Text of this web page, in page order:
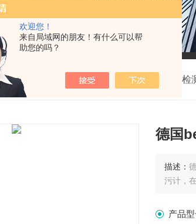
欢迎您！
来自局域网的朋友！有什么可以帮
助您的吗？
我的位置： 首页> 产品中心> 核辐射检
德国
描述：
污计，
产品型